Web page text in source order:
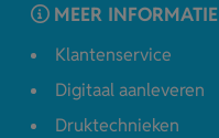
MEER INFORMATIE
Klantenservice
Digitaal aanleveren
Druktechnieken